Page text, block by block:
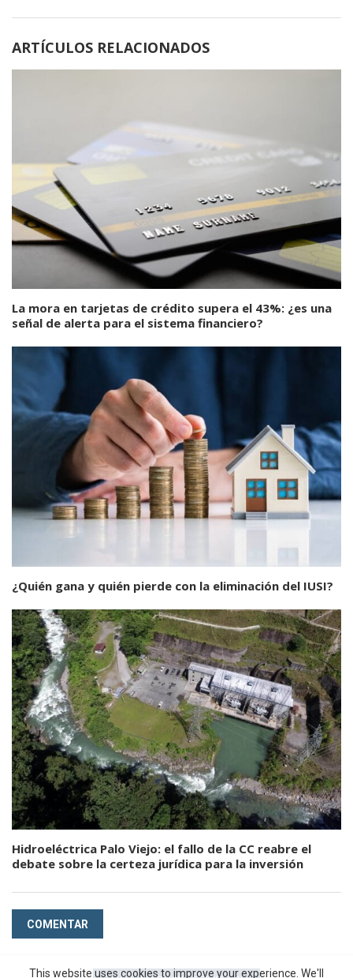
ARTÍCULOS RELACIONADOS
La mora en tarjetas de crédito supera el 43%: ¿es una
señal de alerta para el sistema financiero?
¿Quién gana y quién pierde con la eliminación del IUSI?
Hidroeléctrica Palo Viejo: el fallo de la CC reabre el
debate sobre la certeza jurídica para la inversión
COMENTAR
This website uses cookies to improve your experience. We'll